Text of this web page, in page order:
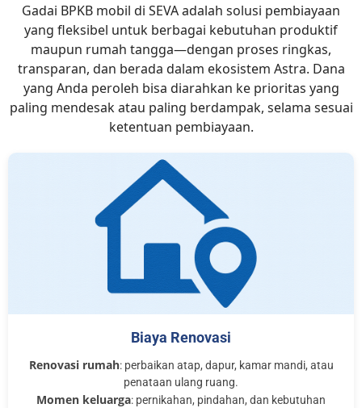
Gadai BPKB mobil di SEVA adalah solusi pembiayaan
yang fleksibel untuk berbagai kebutuhan produktif
maupun rumah tangga—dengan proses ringkas,
transparan, dan berada dalam ekosistem Astra. Dana
yang Anda peroleh bisa diarahkan ke prioritas yang
paling mendesak atau paling berdampak, selama sesuai
ketentuan pembiayaan.
Biaya Renovasi
Renovasi rumah: perbaikan atap, dapur, kamar mandi, atau
penataan ulang ruang.
Momen keluarga: pernikahan, pindahan, dan kebutuhan